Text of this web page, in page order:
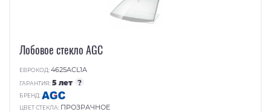
Лобовое стекло AGC
ЕВРОКОД:4625ACL1A
ГАРАНТИЯ:5 лет ?
БРЕНД:
ЦВЕТ СТЕКЛА: ПРОЗРАЧНОЕ